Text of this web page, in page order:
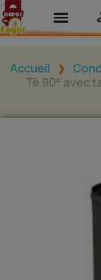
Accueil
Té 90° avec